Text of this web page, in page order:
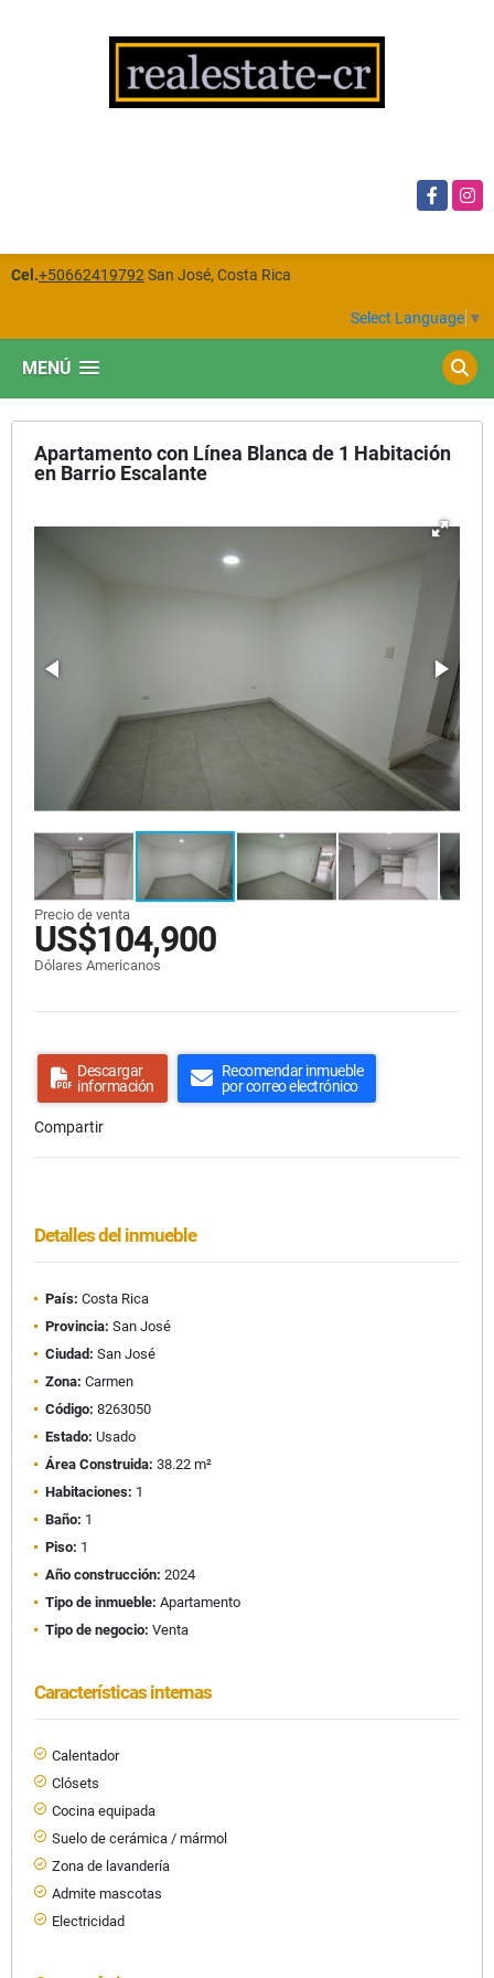
Facebook
Cel.+50662419792 San José, Costa Rica
Select Language ▼
MENÚ
Apartamento con Línea Blanca de 1 Habitación
en Barrio Escalante
Precio de venta
US$104,900
Dólares Americanos
Descargar
información
Recomendar inmueble
por correo electrónico
Compartir
Detalles del inmueble
País: Costa Rica
Provincia: San José
Ciudad: San José
Zona: Carmen
Código: 8263050
Estado: Usado
Área Construida: 38.22 m²
Habitaciones: 1
Baño: 1
Piso: 1
Año construcción: 2024
Tipo de inmueble: Apartamento
Tipo de negocio: Venta
Características internas
Calentador
Clósets
Cocina equipada
Suelo de cerámica / mármol
Zona de lavandería
Admite mascotas
Electricidad